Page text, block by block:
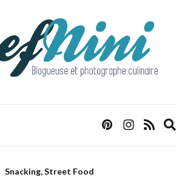
Snacking, Street Food